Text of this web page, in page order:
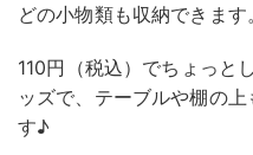
どの小物類も収納できます
110円（税込）でちょっと
ッズで、テーブルや棚の
す♪